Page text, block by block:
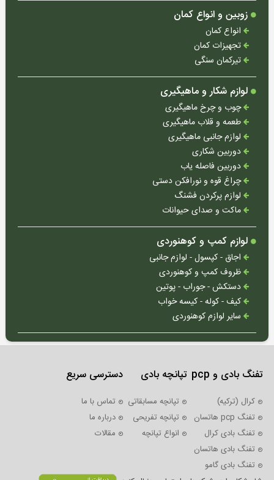
طعمه
و
قلاب
ماهیگیری
لوازم
جانبی
ماهیگیری
دوربین
شکاری
دوربین
فاصله
یاب
چراغ
قوه
و
نورافکن
دستی
لوازم
پرکردن
فشنگ
ماکت
و
صدای
اجاق
-
کپسول
زوبین و انواع کمان
انواع کمان
تجهیزات کمان
تیرکمان سنگی
لوازم شکار و ماهیگیری
چوب و چرخ ماهیگیری
طعمه و قلاب ماهیگیری
لوازم جانبی ماهیگیری
دوربین شکاری
دوربین فاصله یاب
چراغ قوه و نورافکن دستی
لوازم پرکردن فشنگ
ماکت و صدای حیوانات
لوازم کمپ و کوهنوردی
اجاق - کپسول - لوازم جانبی
ظروف کمپ و کوهنوردی
دستکش - جوراب - پوتین
کیف - کوله - کیسه خواب
سایر لوازم کوهنوردی
تفنگ بادی و pcp
کرال (ترکیه)
تفنگ pcp هاتسان
تفنگ بادی کرال
تفنگ بادی هاتسان
تفنگ بادی گامو
تپانچه بادی
تپانچه مسابقاتی
تپانچه تفریحی
انواع تپانچه
دسترسی سریع
تماس با ما
درباره ما
مقالات